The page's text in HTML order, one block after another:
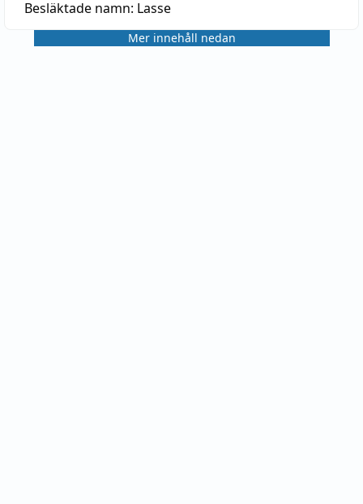
Besläktade namn: Lasse
Mer innehåll nedan